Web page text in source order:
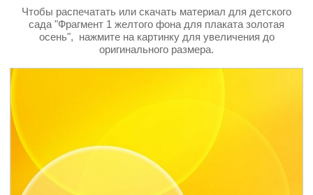
Чтобы распечатать или скачать материал для детского
сада "Фрагмент 1 желтого фона для плаката золотая
осень", нажмите на картинку для увеличения до
оригинального размера.